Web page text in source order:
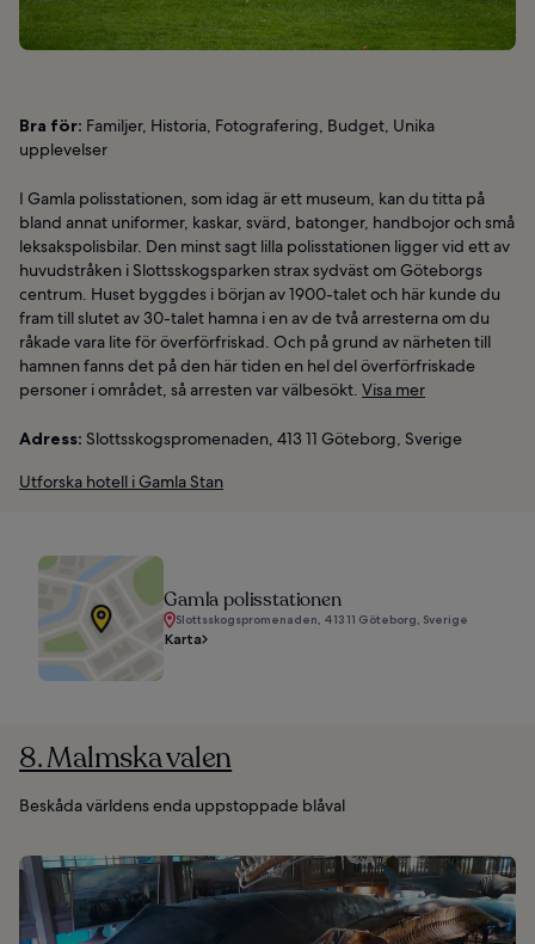
Bra för: Familjer, Historia, Fotografering, Budget, Unika
upplevelser
I Gamla polisstationen, som idag är ett museum, kan du titta på
bland annat uniformer, kaskar, svärd, batonger, handbojor och små
leksakspolisbilar. Den minst sagt lilla polisstationen ligger vid ett av
huvudstråken i Slottsskogsparken strax sydväst om Göteborgs
centrum. Huset byggdes i början av 1900-talet och här kunde du
fram till slutet av 30-talet hamna i en av de två arresterna om du
råkade vara lite för överförfriskad. Och på grund av närheten till
hamnen fanns det på den här tiden en hel del överförfriskade
personer i området, så arresten var välbesökt. Visa mer
Adress: Slottsskogspromenaden, 413 11 Göteborg, Sverige
Utforska hotell i Gamla Stan
Gamla polisstationen
Slottsskogspromenaden, 413 11 Göteborg, Sverige
Karta
8. Malmska valen
Beskåda världens enda uppstoppade blåval